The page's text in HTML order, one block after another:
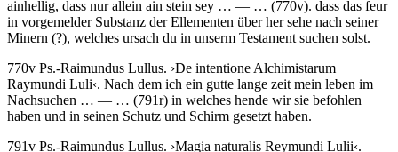
ainhellig, dass nur allein ain stein sey … — … (770v). dass das feur
in vorgemelder Substanz der Ellementen über her sehe nach seiner
Minern (?), welches ursach du in unserm Testament suchen solst.
770v Ps.-Raimundus Lullus. ›De intentione Alchimistarum
Raymundi Luli‹. Nach dem ich ein gutte lange zeit mein leben im
Nachsuchen … — … (791r) in welches hende wir sie befohlen
haben und in seinen Schutz und Schirm gesetzt haben.
791v Ps.-Raimundus Lullus. ›Magia naturalis Reymundi Lulii‹.